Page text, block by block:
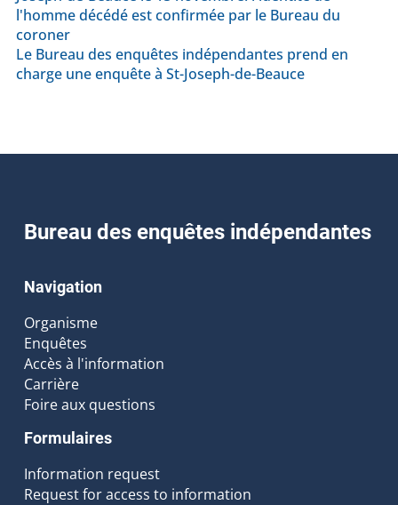
l'homme décédé est confirmée par le Bureau du
coroner
Le Bureau des enquêtes indépendantes prend en
charge une enquête à St-Joseph-de-Beauce
Bureau des enquêtes indépendantes
Navigation
Organisme
Enquêtes
Accès à l'information
Carrière
Foire aux questions
Formulaires
Information request
Request for access to information